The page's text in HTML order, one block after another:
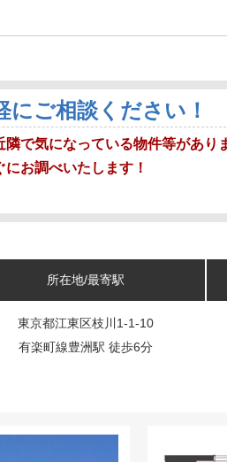
にご相談ください！
で気になっている物件等があり
お調べいたします！
所在地/最寄駅
東京都江東区枝川1-1-10
有楽町線豊洲駅 徒歩6分